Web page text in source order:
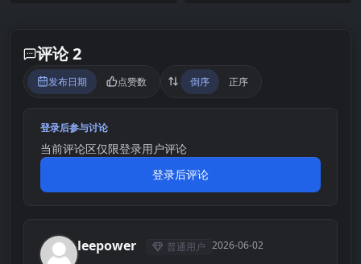
评论 2
发布日期 点赞数 倒序 正序
登录后参与讨论
当前评论区仅限登录用户评论
登录后评论
L leepower 普通用户 2026-06-02